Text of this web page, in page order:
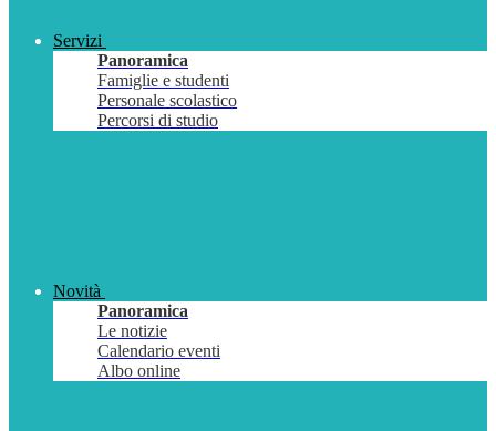
Servizi
Panoramica
Famiglie e studenti
Personale scolastico
Percorsi di studio
Novità
Panoramica
Le notizie
Calendario eventi
Albo online